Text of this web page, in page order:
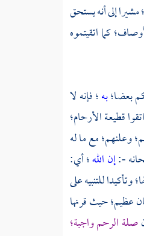
إلى أنه يستحق
كما اتقيتموه
بعضا؛به؛ فإنه لا
قطيعة الأرحام؛
وعلنهم؛ مع ما له
-:إن الله؛ أي:
وتأكيدا للتنبيه على
عظيم؛ حيث قرنها
صلة الرحم واجبة؛